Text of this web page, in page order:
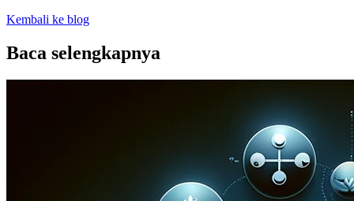
Kembali ke blog
Baca selengkapnya